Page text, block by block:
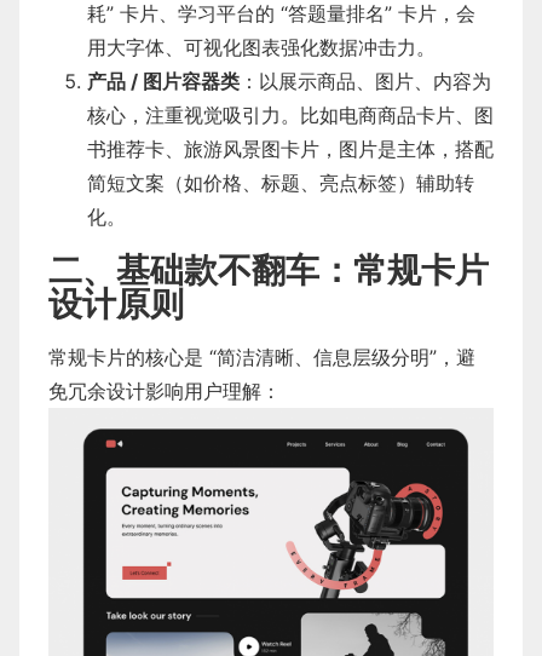
耗” 卡片、学习平台的 “答题量排名” 卡片，会
用大字体、可视化图表强化数据冲击力。
产品 / 图片容器类 ：以展示商品、图片、内容为
核心，注重视觉吸引力。比如电商商品卡片、图
书推荐卡、旅游风景图卡片，图片是主体，搭配
简短文案（如价格、标题、亮点标签）辅助转
化。
二、基础款不翻车：常规卡片
设计原则
常规卡片的核心是 “简洁清晰、信息层级分明”，避
免冗余设计影响用户理解：